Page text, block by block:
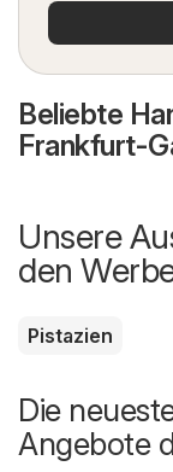
Beliebte
Frankfurt-
Unsere
den
Pistazien
Die
Angebote